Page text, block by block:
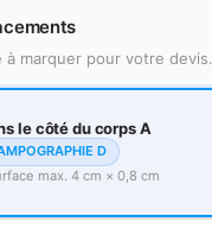
à marquer pour votre devis.
le côté du corps A
D
max. 4 cm × 0,8 cm